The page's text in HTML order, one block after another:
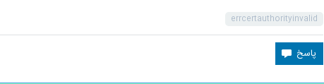
errcertauthorityinvalid